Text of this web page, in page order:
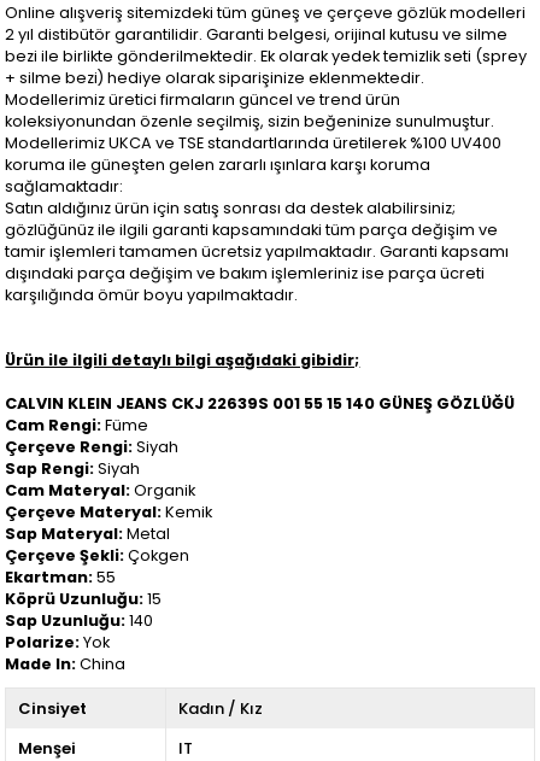
Online alışveriş sitemizdeki tüm güneş ve çerçeve gözlük modelleri
2 yıl distibütör garantilidir. Garanti belgesi, orijinal kutusu ve silme
bezi ile birlikte gönderilmektedir. Ek olarak yedek temizlik seti (sprey
+ silme bezi) hediye olarak siparişinize eklenmektedir.
Modellerimiz üretici firmaların güncel ve trend ürün
koleksiyonundan özenle seçilmiş, sizin beğeninize sunulmuştur.
Modellerimiz UKCA ve TSE standartlarında üretilerek %100 UV400
koruma ile güneşten gelen zararlı ışınlara karşı koruma
sağlamaktadır:
Satın aldığınız ürün için satış sonrası da destek alabilirsiniz;
gözlüğünüz ile ilgili garanti kapsamındaki tüm parça değişim ve
tamir işlemleri tamamen ücretsiz yapılmaktadır. Garanti kapsamı
dışındaki parça değişim ve bakım işlemleriniz ise parça ücreti
karşılığında ömür boyu yapılmaktadır.
Ürün ile ilgili detaylı bilgi aşağıdaki gibidir;
CALVIN KLEIN JEANS CKJ 22639S 001 55 15 140 GÜNEŞ GÖZLÜĞÜ
Cam Rengi:Füme
Çerçeve Rengi:Siyah
Sap Rengi:Siyah
Cam Materyal:Organik
Çerçeve Materyal:Kemik
Sap Materyal:Metal
Çerçeve Şekli:Çokgen
Ekartman:55
Köprü Uzunluğu:15
Sap Uzunluğu:140
Polarize:Yok
Made In:China
Cinsiyet
Kadın / Kız
Menşei
IT